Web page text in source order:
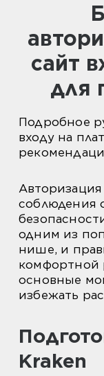
Безопасная
сайт
для
Подробное
входу на
Авторизация
соблюдения
одним из
нише, и
комфортной
основные
избежать
Kraken